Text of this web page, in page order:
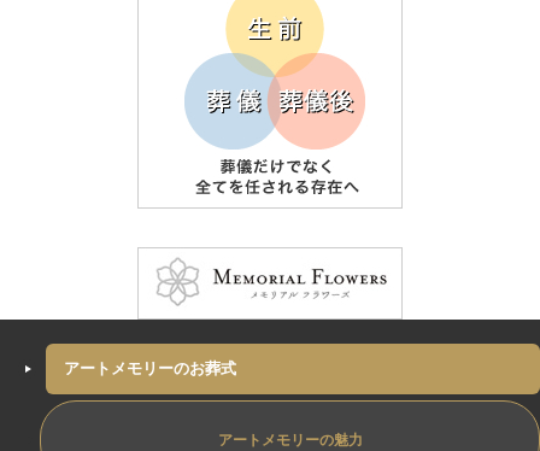
アートメモリーのお葬式
アートメモリーの魅力